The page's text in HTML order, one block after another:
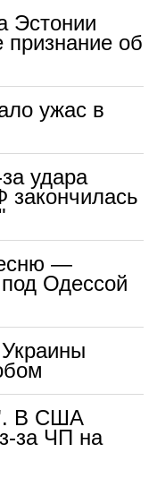
Эстонии
об
ужас в
удара
—
Одессой
В США
за ЧП на